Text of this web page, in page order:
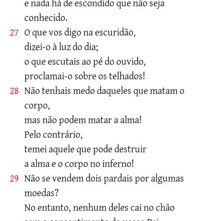
conhecido.
27 O que vos digo na escuridão,
dizei-o à luz do dia;
o que escutais ao pé do ouvido,
proclamai-o sobre os telhados!
28 Não tenhais medo daqueles que matam o
corpo,
mas não podem matar a alma!
Pelo contrário,
temei aquele que pode destruir
a alma e o corpo no inferno!
29 Não se vendem dois pardais por algumas
moedas?
No entanto, nenhum deles cai no chão